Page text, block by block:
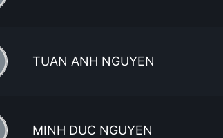
TUAN ANH NGUYEN
MINH DUC NGUYEN